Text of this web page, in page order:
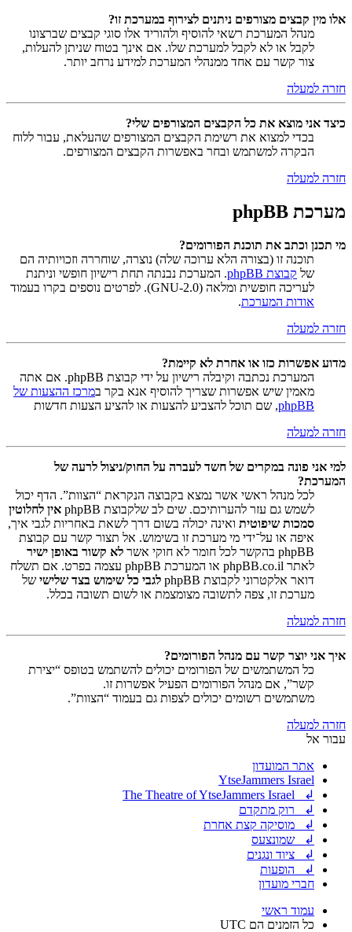
אלו מין קבצים מצורפים ניתנים לצירוף במערכת זו?
מנהל המערכת רשאי להוסיף ולהוריד אלו סוגי קבצים שברצונו
לקבל או לא לקבל למערכת שלו. אם אינך בטוח שניתן להעלות,
צור קשר עם אחד ממנהלי המערכת למידע נרחב יותר.
חזרה למעלה
כיצד אני מוצא את כל הקבצים המצורפים שלי?
בכדי למצוא את רשימת הקבצים המצורפים שהעלאת, עבור ללוח
הבקרה למשתמש ובחר באפשרות הקבצים המצורפים.
חזרה למעלה
מערכת phpBB
מי תכנן וכתב את תוכנת הפורומים?
תוכנה זו (בצורה הלא ערוכה שלה) נוצרה, שוחררה וזכויותיה הם
של קבוצת phpBB
. המערכת נבנתה תחת רישיון חופשי וניתנת
לעריכה חופשית ומלאה (GNU-2.0). לפרטים נוספים בקרו בעמוד
אודות המערכת.
חזרה למעלה
מדוע אפשרות כזו או אחרת לא קיימת?
המערכת נכתבה וקיבלה רישיון על ידי קבוצת phpBB. אם אתה
מאמין שיש אפשרות שצריך להוסיף אנא בקר במרכז ההצעות של
phpBB, שם תוכל להצביע להצעות או להציע הצעות חדשות
חזרה למעלה
למי אני פונה במקרים של חשד לעברה על החוק/ניצול לרעה של
המערכת?
לכל מנהל ראשי אשר נמצא בקבוצה הנקראת “הצוות”. הדף יכול
לשמש גם עזר להערותיכם. שים לב שלקבוצת phpBB
אין לחלוטין
סמכות שיפוטית ואינה יכולה בשום דרך לשאת באחריות לגבי איך,
איפה או על־ידי מי מערכת זו בשימוש. אל תצור קשר עם קבוצת
phpBB בהקשר לכל חומר לא חוקי אשר
לא קשור באופן ישיר
לאתר phpBB.co.il או המערכת phpBB עצמה בפרט. אם תשלח
דואר אלקטרוני לקבוצת phpBB
לגבי כל שימוש בצד שלישי של
מערכת זו, צפה לתשובה מצומצמת או לשום תשובה בכלל.
חזרה למעלה
איך אני יוצר קשר עם מנהל הפורומים?
כל המשתמשים של הפורומים יכולים להשתמש בטופס “יצירת
קשר”, אם מנהל הפורומים הפעיל אפשרות זו.
משתמשים רשומים יכולים לצפות גם בעמוד “הצוות”.
חזרה למעלה
עבור אל
אתר המועדון
YtseJammers Israel
↲ The Theatre of YtseJammers Israel
↲ רוק מתקדם
↲ מוסיקה קצת אחרת
↲ שמונצעס
↲ ציוד ונגנים
↲ הופעות
חברי מועדון
עמוד ראשי
כל הזמנים הם UTC